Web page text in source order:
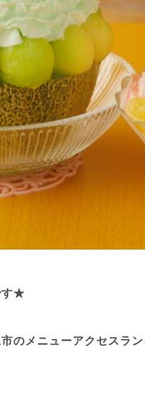
す★
のメニューアクセスラ